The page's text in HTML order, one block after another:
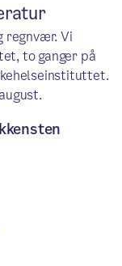
regnvær. Vi
to ganger på